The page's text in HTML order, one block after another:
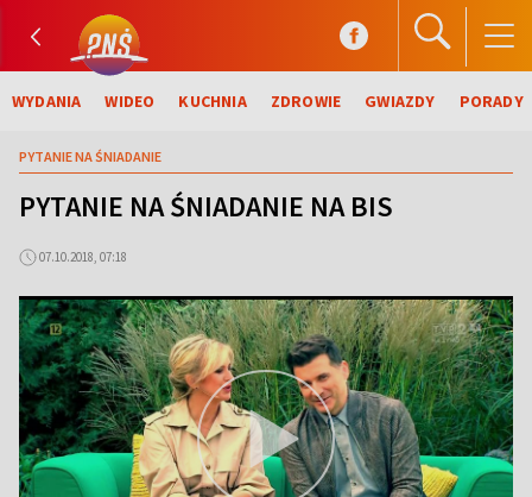
WYDANIA WIDEO KUCHNIA ZDROWIE GWIAZDY PORADY
PYTANIE NA ŚNIADANIE
PYTANIE NA ŚNIADANIE NA BIS
07.10.2018, 07:18